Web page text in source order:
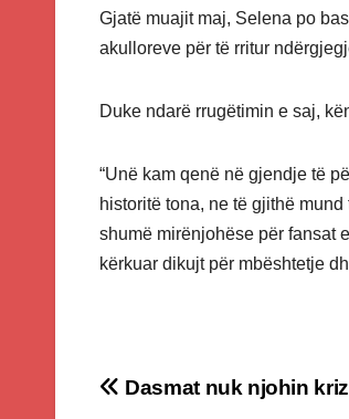
Gjatë muajit maj, Selena po
akulloreve për të rritur
Duke ndarë rrugëtimin e saj,
“Unë kam qenë në gjendje të
historitë tona, ne të gjithë
shumë mirënjohëse për fansat
kërkuar dikujt për mbështetje
Post
Dasmat nuk njohin